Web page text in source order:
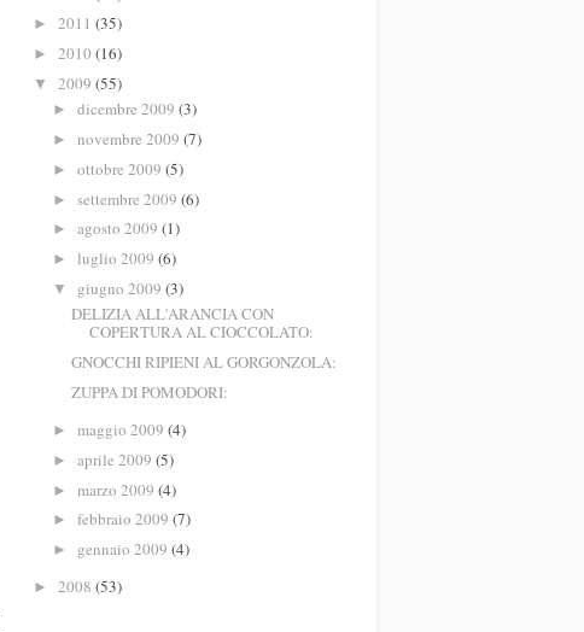
► 2011 (35)
► 2010 (16)
▼ 2009 (55)
► dicembre 2009 (3)
► novembre 2009 (7)
► ottobre 2009 (5)
► settembre 2009 (6)
► agosto 2009 (1)
► luglio 2009 (6)
▼ giugno 2009 (3)
DELIZIA ALL'ARANCIA CON
COPERTURA AL CIOCCOLATO:
GNOCCHI RIPIENI AL GORGONZOLA:
ZUPPA DI POMODORI:
► maggio 2009 (4)
► aprile 2009 (5)
► marzo 2009 (4)
► febbraio 2009 (7)
► gennaio 2009 (4)
► 2008 (53)